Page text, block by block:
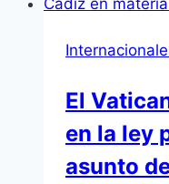
El
en la ley
asunto